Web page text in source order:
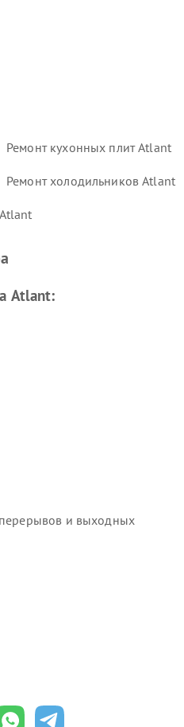
Ремонт кухонных плит Atlant
Ремонт холодильников Atlant
Atlant:
и выходных